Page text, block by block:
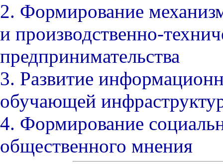
2. Формирование
и производственно-
предпринимательства
3. Развитие
обучающей
4. Формирование
общественного мнения